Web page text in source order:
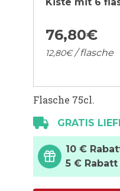
76,80€
12,80€/ flasche
Flasche 75cl.
GRATIS
10 €
5 € Rabatt